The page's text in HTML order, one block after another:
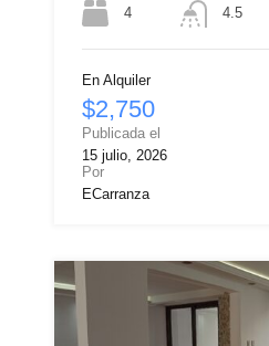
4 4.5
En Alquiler
$2,750
Publicada el
15 julio, 2026
Por
ECarranza